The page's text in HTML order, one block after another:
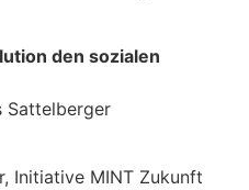
den sozialen
Sattelberger
Initiative MINT Zukunft